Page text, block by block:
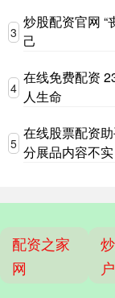
3
炒股配资官网 “
己
4
在线免费配资
人生命
5
在线股票配资
分展品内容不实
配资之家
网
户